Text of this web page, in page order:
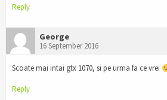
Reply
George
16 September 2016
Scoate mai intai gtx 1070, si pe urma fa ce vrei
Reply